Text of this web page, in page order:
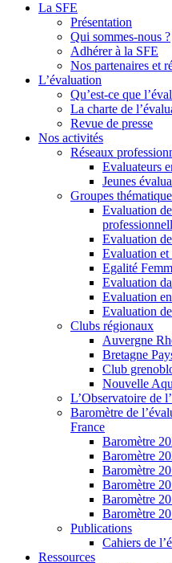
La SFE
Présentation
Qui sommes-nous ?
Adhérer à la SFE
Nos partenaires et
L’évaluation
Qu’est-ce que
La charte de
Revue de presse
Nos activités
Réseaux
Evaluateurs
Jeunes
Groupes
Evaluation
Evaluation
Evaluation et
Egalité
Evaluation
Evaluation
Evaluation
Clubs régionaux
Auvergne
Bretagne
Club
Nouvelle
L’Observatoire de
Baromètre de
France
Baromètre
Baromètre
Baromètre
Baromètre
Baromètre
Baromètre
Publications
Cahiers de
Ressources